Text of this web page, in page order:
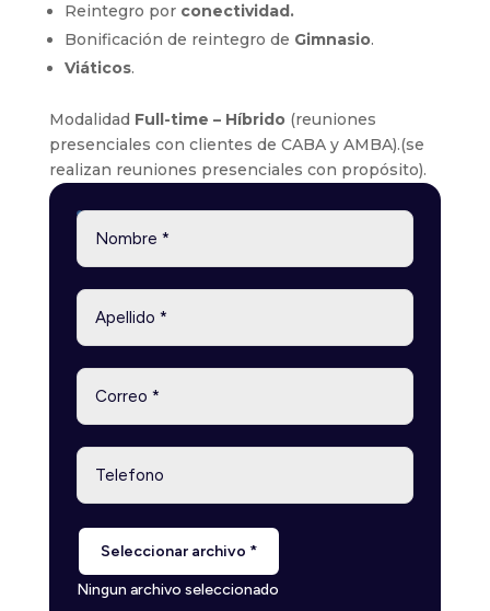
Reintegro por conectividad.
Bonificación de reintegro de Gimnasio.
Viáticos.
Modalidad Full-time – Híbrido (reuniones
presenciales con clientes de CABA y AMBA).(se
realizan reuniones presenciales con propósito).
Seleccionar archivo *
Ningun archivo seleccionado